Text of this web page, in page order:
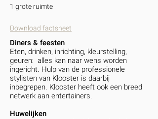
1 grote ruimte
Download factsheet
Diners & feesten
Eten, drinken, inrichting, kleurstelling,
geuren: alles kan naar wens worden
ingericht. Hulp van de professionele
stylisten van Klooster is daarbij
inbegrepen. Klooster heeft ook een breed
netwerk aan entertainers.
Huwelijken